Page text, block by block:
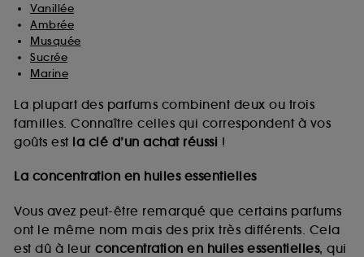
Vanillée
Ambrée
Musquée
Sucrée
Marine
La plupart des parfums combinent deux ou trois
familles. Connaître celles qui correspondent à vos
goûts est la clé d’un achat réussi !
La concentration en huiles essentielles
Vous avez peut-être remarqué que certains parfums
ont le même nom mais des prix très différents. Cela
est dû à leur concentration en huiles essentielles, qui